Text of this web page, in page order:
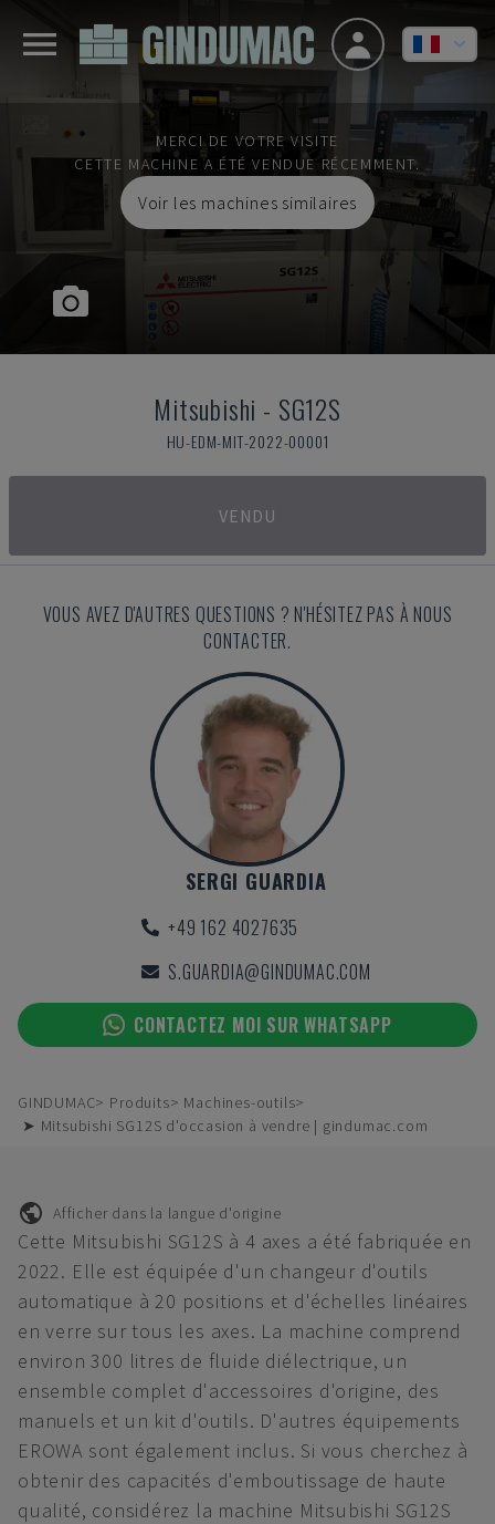
MERCI DE VOTRE VISITE
CETTE MACHINE A ÉTÉ VENDUE RÉCEMMENT.
Voir les machines similaires
Mitsubishi - SG12S
HU-EDM-MIT-2022-00001
VENDU
VOUS AVEZ D'AUTRES QUESTIONS ? N'HÉSITEZ PAS À NOUS
CONTACTER.
SERGI GUARDIA
+49 162 4027635
S.GUARDIA@GINDUMAC.COM
CONTACTEZ MOI SUR WHATSAPP
GINDUMAC Produits
Machines-outils
➤ Mitsubishi SG12S d'occasion à vendre | gindumac.com
Afficher dans la langue d'origine
Cette Mitsubishi SG12S à 4 axes a été fabriquée en
2022. Elle est équipée d'un changeur d'outils
automatique à 20 positions et d'échelles linéaires
en verre sur tous les axes. La machine comprend
environ 300 litres de fluide diélectrique, un
ensemble complet d'accessoires d'origine, des
manuels et un kit d'outils. D'autres équipements
EROWA sont également inclus. Si vous cherchez à
obtenir des capacités d'emboutissage de haute
qualité, considérez la machine Mitsubishi SG12S